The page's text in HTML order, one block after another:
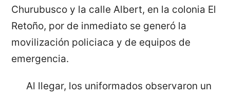
Churubusco y la calle Albert, en la colonia El
Retoño, por de inmediato se generó la
movilización policiaca y de equipos de
emergencia.
Al llegar, los uniformados observaron un